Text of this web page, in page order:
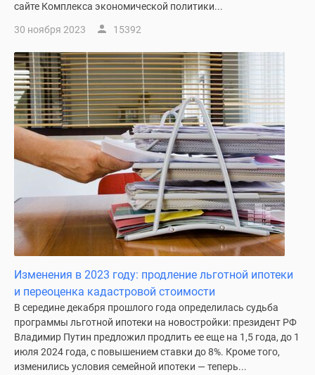
сайте Комплекса экономической политики...
30 ноября 2023 15392
Изменения в 2023 году: продление льготной ипотеки
и переоценка кадастровой стоимости
В середине декабря прошлого года определилась судьба
программы льготной ипотеки на новостройки: президент РФ
Владимир Путин предложил продлить ее еще на 1,5 года, до 1
июля 2024 года, с повышением ставки до 8%. Кроме того,
изменились условия семейной ипотеки — теперь...